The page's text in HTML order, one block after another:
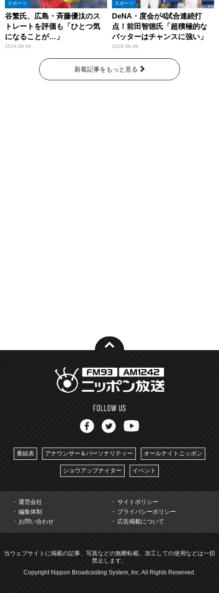
スポーツ
谷繁氏、広島・斉藤優汰のス
トレートを評価も「ひとつ気
になることが…」
2026.08.08
スポーツ
DeNA・度会が4試合連続打
点！前田智徳氏「超積極的な
バッターはチャンスに強い」
2026.08.08
新着記事をもっと見る
番組表 アナウンサー＆パーソナリティー オールナイトニッポン
ショウアップナイター イベント
運営会社
サイトポリシー
編集体制
プライバシーポリシー
お問い合わせ
広告掲載について
当ウェブサイトに掲載の記事、写真などの無断転載、加工しての使用などは一切
禁止します。
Copyright Nippon Broadcasting System, Inc. All Rights Reserved.